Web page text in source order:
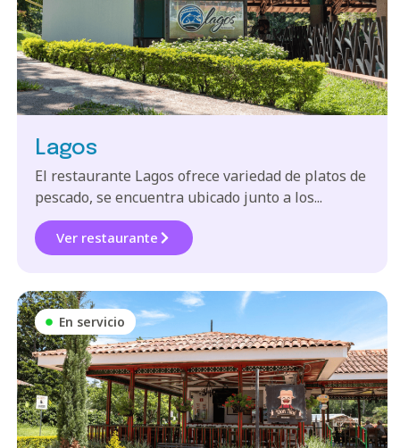
Lagos
El restaurante Lagos ofrece variedad de platos de
pescado, se encuentra ubicado junto a los...
Ver restaurante
En servicio